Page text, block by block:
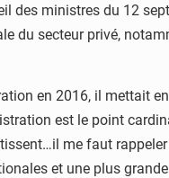
des ministres du 12
du secteur privé,
en 2016, il mettait
est le point
me faut
et une plus